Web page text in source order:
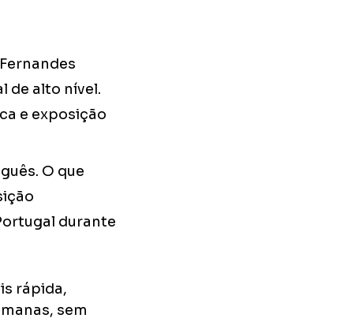
de alto nível.
e exposição
O que
durante
rápida,
sem